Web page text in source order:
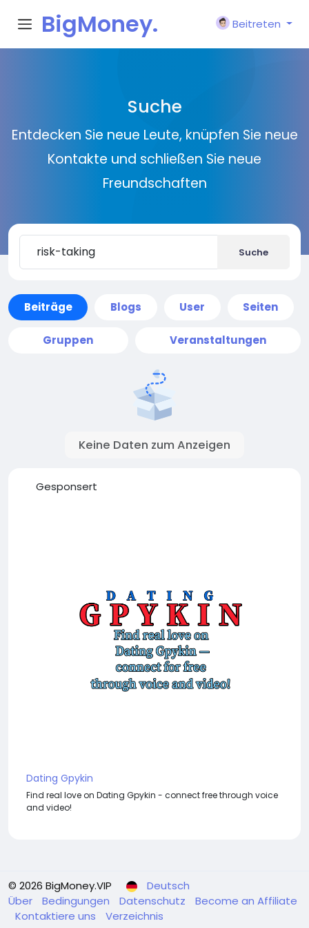
BigMoney.
Beitreten
Suche
Entdecken Sie neue Leute, knüpfen Sie neue
Kontakte und schließen Sie neue
Freundschaften
Suche
Beiträge Blogs User Seiten
Gruppen Veranstaltungen
Keine Daten zum Anzeigen
Gesponsert
Dating Gpykin
Find real love on Dating Gpykin - connect free through voice
and video!
© 2026 BigMoney.VIP
Deutsch
Über
Bedingungen Datenschutz
Become an Affiliate
Kontaktiere uns
Verzeichnis